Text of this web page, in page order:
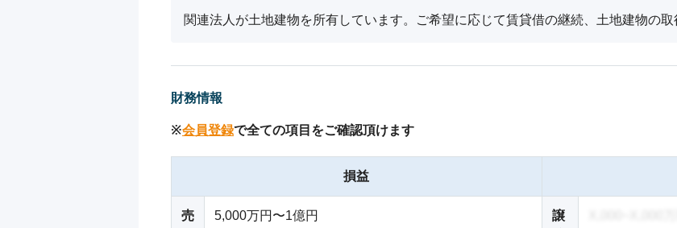
関連法人が土地建物を所有しています。ご希望に応じて賃貸借の継続、土地建物の取
財務情報
※会員登録で全ての項目をご確認頂けます
損益
売 5,000万円〜1億円 譲